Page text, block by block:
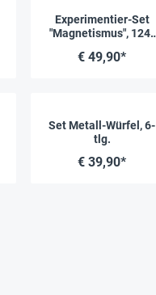
Experimentier-Set
"Magnetismus", 124-
€ 49,90*
Set Metall-Würfel, 6-
tlg.
€ 39,90*